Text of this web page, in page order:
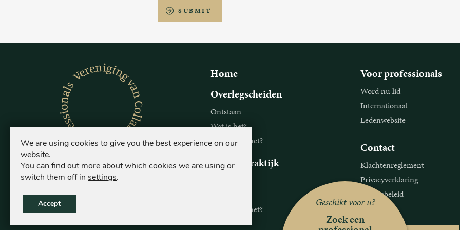
Geschikt voor u?
Zoek een
SUBMIT
Home
Overlegscheiden
Ontstaan
Wat is het?
Voor wie is het?
Overlegpraktijk
Voor wie is het?
Voor professionals
Word nu lid
Internationaal
Ledenwebsite
Contact
Klachtenreglement
Privacyverklaring
Cookiebeleid
Disclaimer
We are using cookies to give you the best experience on our
website.
You can find out more about which cookies we are using or
switch them off in settings.
Accept